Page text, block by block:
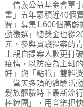
信義公益基金會董
畫」五年累積近40個
賽」募集1,600個高齡
動徵選」總獎金也從
元，參與實踐提案的
上親自提案人數更打
疫情，以防疫為主軸
好」與「點範」雙料
當天多項的體驗活
髮族體驗時下最新流
棒鐘團」，用音樂把